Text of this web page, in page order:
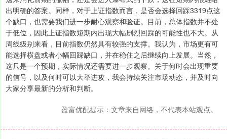
出明确的答案。同样，对于上证指数而言，是否会选择回踩3319点这
个缺口，也需要我们进一步耐心观察和验证。目前，总体指数并不处
于低位，因此上证指数短期内出现大幅剧烈回踩的可能性也不大。从
周线级别来看，目前指数仍然具有较强的支撑。我认为，市场更有可
能选择横盘或者小幅回踩缺口，并在稳住之后继续向上发展。当然，
这只是一个预期，实际情况还需要进一步观察。关于何时会出现重要
的信号，以及何时可以大举进攻，我会持续关注市场动态，并及时向
大家分享最新的分析和判断。
盈富优配提示：文章来自网络，不代表本站观点。